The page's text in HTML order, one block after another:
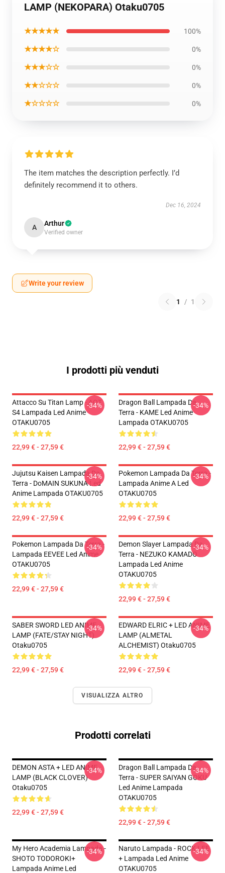
LAMP (NEKOPARA) Otaku0705
★★★★★ 100%
★★★★☆ 0%
★★★☆☆ 0%
★★☆☆☆ 0%
★☆☆☆☆ 0%
The item matches the description perfectly. I’d
definitely recommend it to others.
Dec 16, 2024
A Arthur
Verified owner
Write your review
1 / 1
I prodotti più venduti
Attacco Su Titan Lamp - AOT
S4 Lampada Led Anime
OTAKU0705
22,99 € - 27,59 €
-34%
Dragon Ball Lampada Da
Terra - KAME Led Anime
Lampada OTAKU0705
22,99 € - 27,59 €
-34%
Jujutsu Kaisen Lampada Da
Terra - DoMAIN SUKUNA Led
Anime Lampada OTAKU0705
22,99 € - 27,59 €
-34%
Pokemon Lampada Da Terra -
Lampada Anime A Led
OTAKU0705
22,99 € - 27,59 €
-34%
Pokemon Lampada Da Terra -
Lampada EEVEE Led Anime
OTAKU0705
22,99 € - 27,59 €
-34%
Demon Slayer Lampada Da
Terra - NEZUKO KAMADO
Lampada Led Anime
OTAKU0705
22,99 € - 27,59 €
-34%
SABER SWORD LED ANIME
LAMP (FATE/STAY NIGHT)
Otaku0705
22,99 € - 27,59 €
-34%
EDWARD ELRIC + LED ANIME
LAMP (ALMETAL
ALCHEMIST) Otaku0705
22,99 € - 27,59 €
-34%
VISUALIZZA ALTRO
Prodotti correlati
DEMON ASTA + LED ANIME
LAMP (BLACK CLOVER)
Otaku0705
22,99 € - 27,59 €
-34%
Dragon Ball Lampada Da
Terra - SUPER SAIYAN GOKU
Led Anime Lampada
OTAKU0705
22,99 € - 27,59 €
-34%
My Hero Academia Lampada -
SHOTO TODOROKI+
Lampada Anime Led
-34%
Naruto Lampada - ROCK LEE
+ Lampada Led Anime
OTAKU0705
-34%